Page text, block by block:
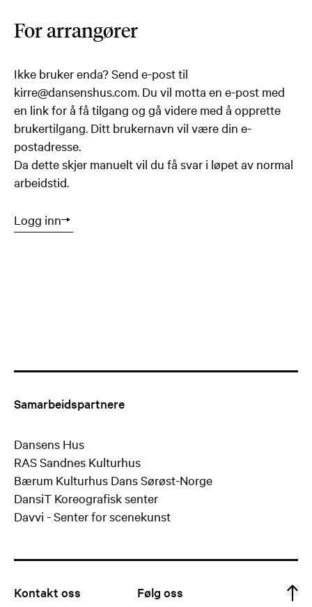
For arrangører
Ikke bruker enda? Send e-post til
kirre@dansenshus.com. Du vil motta en e-post med
en link for å få tilgang og gå videre med å opprette
brukertilgang. Ditt brukernavn vil være din e-
postadresse.
Da dette skjer manuelt vil du få svar i løpet av normal
arbeidstid.
Logg inn
Samarbeidspartnere
Dansens Hus
RAS Sandnes Kulturhus
Bærum Kulturhus Dans Sørøst-Norge
DansiT Koreografisk senter
Davvi - Senter for scenekunst
Kontakt oss Følg oss